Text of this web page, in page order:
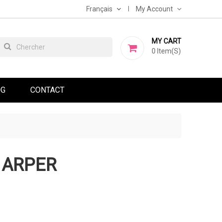
Français My Account
MY CART
0 Item(s)
CONTACT